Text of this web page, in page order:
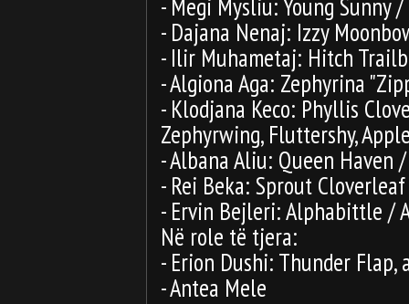
- Dajana Nenaj: Izzy
- Ilir Muhametaj: Hitch
- Algiona Aga: Zephyrina
- Klodjana Keco: Phyllis
Zephyrwing, Fluttershy,
- Albana Aliu: Queen Haven
- Rei Beka: Sprout
- Ervin Bejleri: Alphabittle /
Në role të tjera:
- Erion Dushi: Thunder
- Antea Mele